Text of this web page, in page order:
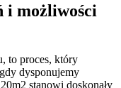
i możliwości
to proces, który
dysponujemy
stanowi doskonały